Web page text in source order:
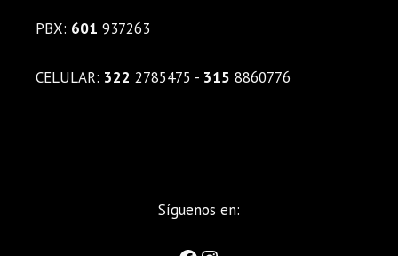
PBX: 601 937263
CELULAR: 322 2785475 - 315 8860776
Síguenos en: